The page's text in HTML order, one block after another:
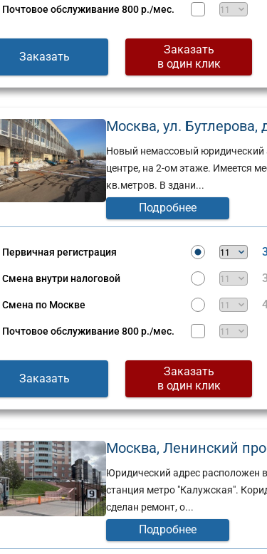
Юридический
адрес:
Сущевская,
стр.
Почтовое обслуживание 800 р./мес.
Заказать
Заказать
в один клик
Москва, ул. Бутлерова,
Новый немассовый юридический
центре, на 2-ом этаже. Имеется
кв.метров. В здани...
Подробнее
Первичная регистрация
Смена внутри налоговой
Смена по Москве
Почтовое обслуживание 800 р./мес.
Заказать
Заказать
в один клик
Москва, Ленинский
Юридический адрес расположен
станция метро "Калужская".
сделан ремонт, о...
Подробнее